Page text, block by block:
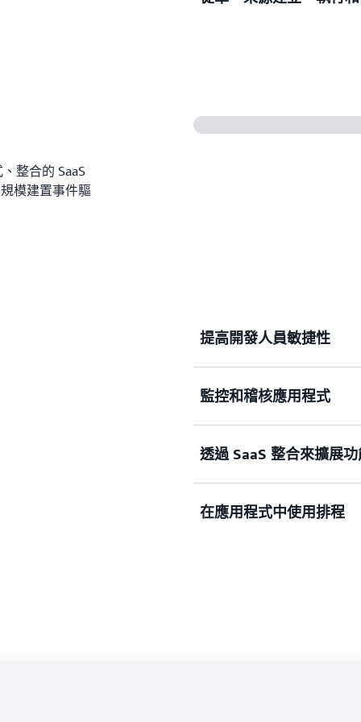
整合的 SaaS
模建置事件驅
提高開發人員敏捷性
無須使用 AWS、SaaS 應
監控和稽核應用程式
監控和稽核 AWS 環境，
透過 SaaS 整合來擴展功
透過將自訂事件傳送到
在應用程式中使用排程